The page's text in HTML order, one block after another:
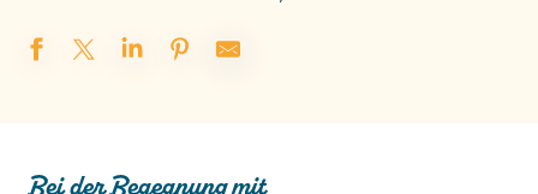
Bei der Begegnung mit